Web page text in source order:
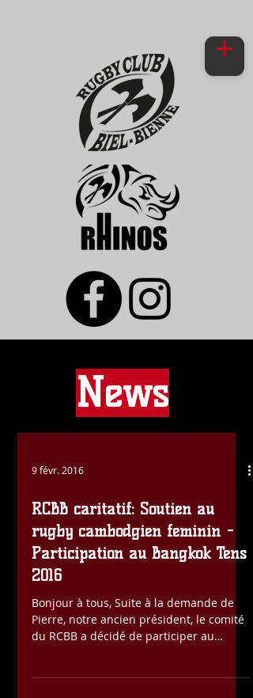
News
9 févr. 2016
RCBB caritatif: Soutien au
rugby cambodgien feminin -
Participation au Bangkok Tens
Bonjour à tous, Suite à la demande de
Pierre, notre ancien président, le comité
du RCBB a décidé de participer au